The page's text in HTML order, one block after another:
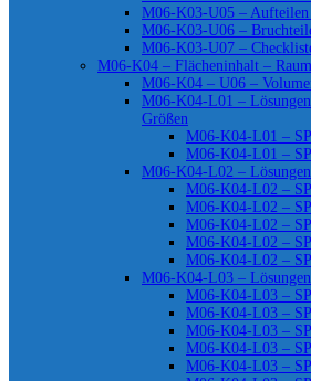
M06-K03-U05 – Aufteilen
M06-K03-U06 –
M06-K03-U07 –
M06-K04 – Flächeninhalt –
M06-K04 – U06 –
M06-K04-L01 –
Größen
M06-K04-L01 –
M06-K04-L01 –
M06-K04-L02 –
M06-K04-L02 –
M06-K04-L02 –
M06-K04-L02 –
M06-K04-L02 –
M06-K04-L02 –
M06-K04-L03 –
M06-K04-L03 –
M06-K04-L03 –
M06-K04-L03 –
M06-K04-L03 –
M06-K04-L03 –